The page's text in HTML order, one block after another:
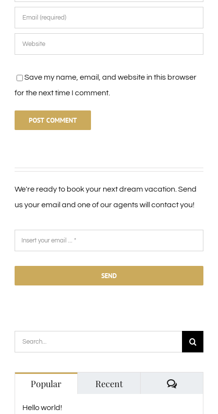
Save my name, email, and website in this browser
for the next time I comment.
We're ready to book your next dream vacation. Send
us your email and one of our agents will contact you!
SEND
Search
for:
Popular Recent
Hello world!